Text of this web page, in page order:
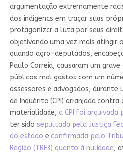
argumentação extremamente
dos indígenas em traçar suas
protagonizar a luta por seus
objetivando uma vez mais atingir
quando agro-deputados,
Paulo Correia, causaram um
públicos mal gastos com um
assessores e advogados, durante
de Inquérito (CPI) arranjada contra
materialidade, a CPI foi arquivada
ter sido sepultada pela Justiça
do estado e confirmada pelo
Região (TRF3) quanto à nulidade,